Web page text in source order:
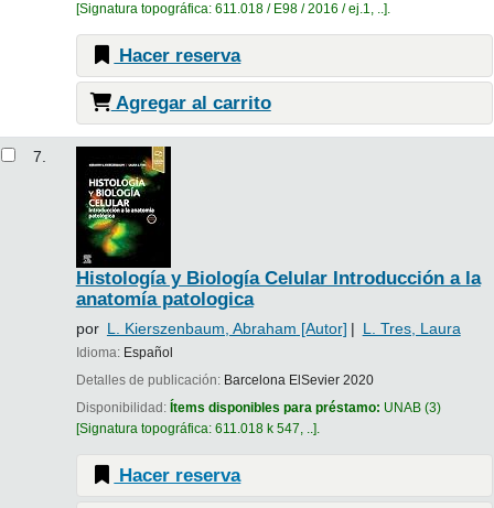
Signatura topográfica: 611.018 / E98 / 2016 / ej.1, .. .
Hacer reserva
Agregar al carrito
7.
Histología y Biología Celular Introducción a la
anatomía patologica
por L. Kierszenbaum, Abraham [Autor] L. Tres, Laura
Idioma: Español
Detalles de publicación: Barcelona ElSevier 2020
Disponibilidad: Ítems disponibles para préstamo: UNAB(3)
Signatura topográfica: 611.018 k 547, .. .
Hacer reserva